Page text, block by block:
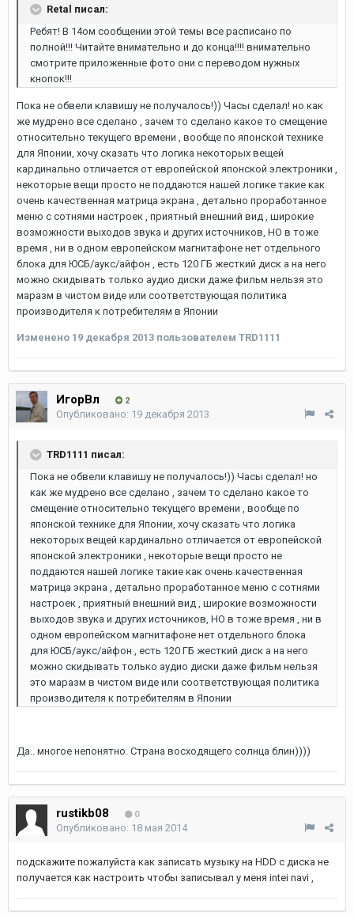
Retal писал:
Ребят! В 14ом сообщении этой темы все расписано по
полной!!! Читайте внимательно и до конца!!!! внимательно
смотрите приложенные фото они с переводом нужных
кнопок!!!
Пока не обвели клавишу не получалось!)) Часы сделал! но как
же мудрено все сделано , зачем то сделано какое то смещение
относительно текущего времени , вообще по японской технике
для Японии, хочу сказать что логика некоторых вещей
кардинально отличается от европейской японской электроники ,
некоторые вещи просто не поддаются нашей логике такие как
очень качественная матрица экрана , детально проработанное
меню с сотнями настроек , приятный внешний вид , широкие
возможности выходов звука и других источников, НО в тоже
время , ни в одном европейском магнитафоне нет отдельного
блока для ЮСБ/аукс/айфон , есть 120 ГБ жесткий диск а на него
можно скидывать только аудио диски даже фильм нельзя это
маразм в чистом виде или соответствующая политика
производителя к потребителям в Японии
Изменено 19 декабря 2013 пользователем TRD1111
ИгорВл 2
Опубликовано: 19 декабря 2013
TRD1111 писал:
Пока не обвели клавишу не получалось!)) Часы сделал! но
как же мудрено все сделано , зачем то сделано какое то
смещение относительно текущего времени , вообще по
японской технике для Японии, хочу сказать что логика
некоторых вещей кардинально отличается от европейской
японской электроники , некоторые вещи просто не
поддаются нашей логике такие как очень качественная
матрица экрана , детально проработанное меню с сотнями
настроек , приятный внешний вид , широкие возможности
выходов звука и других источников, НО в тоже время , ни в
одном европейском магнитафоне нет отдельного блока
для ЮСБ/аукс/айфон , есть 120 ГБ жесткий диск а на него
можно скидывать только аудио диски даже фильм нельзя
это маразм в чистом виде или соответствующая политика
производителя к потребителям в Японии
Да.. многое непонятно. Страна восходящего солнца блин))))
rustikb08 0
Опубликовано: 18 мая 2014
подскажите пожалуйста как записать музыку на HDD с диска не
получается как настроить чтобы записывал у меня intei navi ,